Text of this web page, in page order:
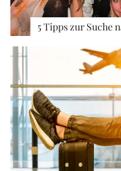
5 Tipps zur Suche